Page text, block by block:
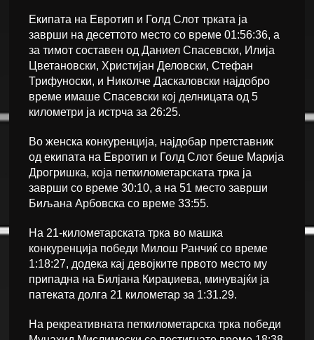
Екипата на Евротип и Голд Слот трката ја
заврши на десеттото место со време 01:56:36, а
за тимот составен од Даниел Спасевски, Илија
Цветановски, Христијан Деловски, Стефан
Трифуноски, и Николче Даскаловски најдобро
време имаше Спасевски кој делницата од 5
километри ја истрча за 26:25.
Во женска конкуренција, најдобар претставник
од екипата на Евротип и Голд Слот беше Марија
Дрогришка, која петкилометарската трка ја
заврши со време 30:10, а на 51 место заврши
Биљана Арбовска со време 33:55.
На 21-километарската трка во машка
конкуренција победи Милош Ранчиќ со време
1:18:27, додека кај девојките првото место му
припадна на Билјана Кираџиева, минувајќи ја
патеката долга 21 километар за 1:31.29.
На рекреативната петкилометарска трка победи